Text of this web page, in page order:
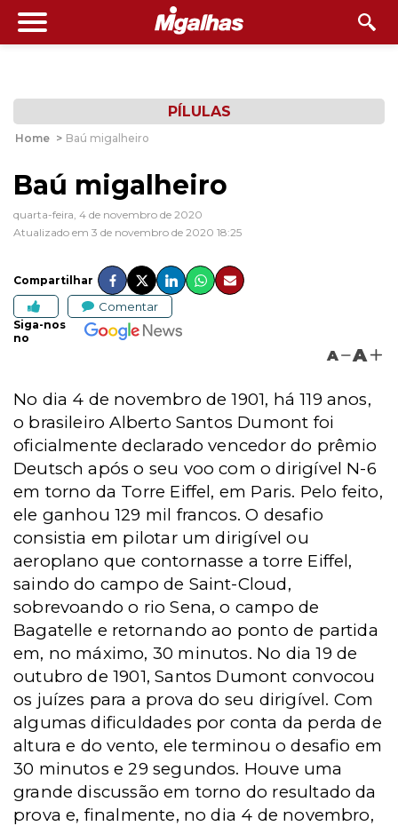
PÍLULAS
Home > Baú migalheiro
Baú migalheiro
quarta-feira, 4 de novembro de 2020
Atualizado em 3 de novembro de 2020 18:25
Compartilhar
Comentar
Siga-nos
no
A A
No dia 4 de novembro de 1901, há 119 anos,
o brasileiro Alberto Santos Dumont foi
oficialmente declarado vencedor do prêmio
Deutsch após o seu voo com o dirigível N-6
em torno da Torre Eiffel, em Paris. Pelo feito,
ele ganhou 129 mil francos. O desafio
consistia em pilotar um dirigível ou
aeroplano que contornasse a torre Eiffel,
saindo do campo de Saint-Cloud,
sobrevoando o rio Sena, o campo de
Bagatelle e retornando ao ponto de partida
em, no máximo, 30 minutos. No dia 19 de
outubro de 1901, Santos Dumont convocou
os juízes para a prova do seu dirigível. Com
algumas dificuldades por conta da perda de
altura e do vento, ele terminou o desafio em
30 minutos e 29 segundos. Houve uma
grande discussão em torno do resultado da
prova e, finalmente, no dia 4 de novembro,